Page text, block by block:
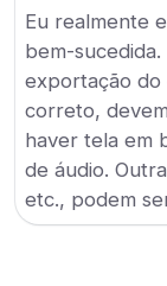
Eu realmente
bem-
exportação
correto,
haver tela em
de áudio.
etc., podem